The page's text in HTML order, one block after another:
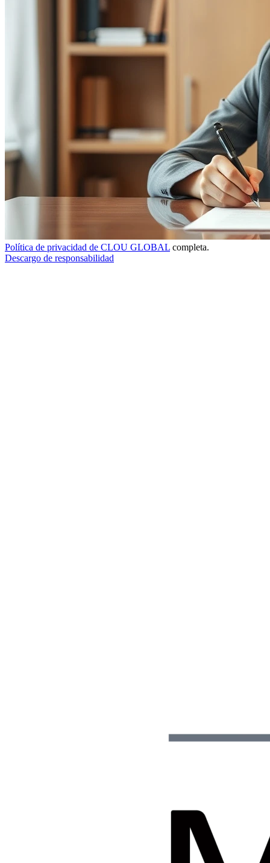
Política de privacidad de CLOU GLOBAL completa.
Descargo de responsabilidad